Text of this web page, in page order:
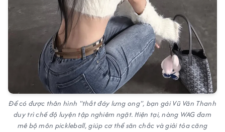
Để có được thân hình "thắt đáy lưng ong", bạn gái Vũ Văn Thanh
duy trì chế độ luyện tập nghiêm ngặt. Hiện tại, nàng WAG đam
mê bộ môn pickleball, giúp cơ thể săn chắc và giải tỏa căng